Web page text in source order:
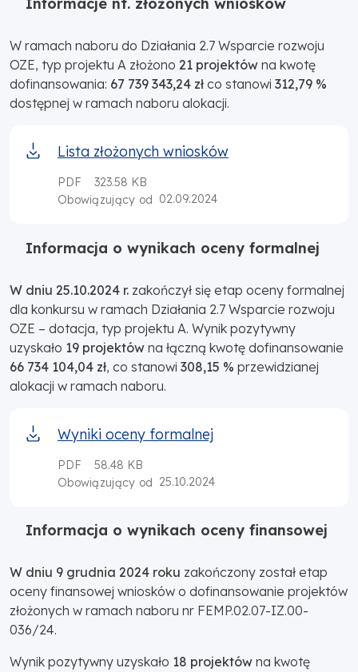
W ramach naboru do Działania 2.7 Wsparcie rozwoju
OZE, typ projektu A złożono 21 projektów na kwotę
dofinansowania: 67 739 343,24 zł co stanowi 312,79 %
dostępnej w ramach naboru alokacji.
Lista złożonych wniosków
PDF
323.58 KB
Obowiązujący od 02.09.2024
Informacja o wynikach oceny formalnej
W dniu 25.10.2024 r. zakończył się etap oceny formalnej
dla konkursu w ramach Działania 2.7 Wsparcie rozwoju
OZE – dotacja, typ projektu A. Wynik pozytywny
uzyskało 19 projektów na łączną kwotę dofinansowanie
66 734 104,04 zł, co stanowi 308,15 % przewidzianej
alokacji w ramach naboru.
Wyniki oceny formalnej
PDF
58.48 KB
Obowiązujący od 25.10.2024
Informacja o wynikach oceny finansowej
W dniu 9 grudnia 2024 roku zakończony został etap
oceny finansowej wniosków o dofinansowanie projektów
złożonych w ramach naboru nr FEMP.02.07-IZ.00-
036/24.
Wynik pozytywny uzyskało 18 projektów na kwotę